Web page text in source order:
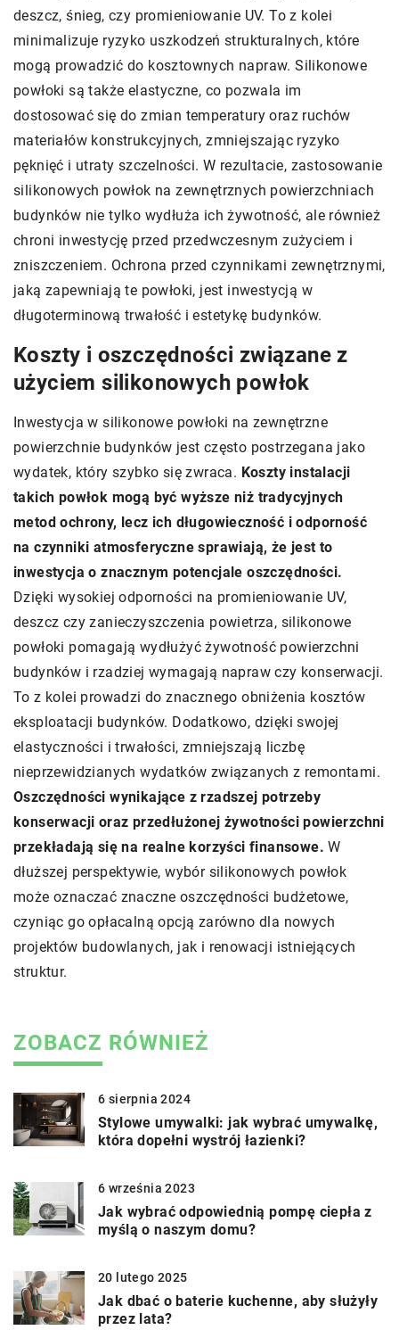
deszcz, śnieg, czy promieniowanie UV. To z kolei
minimalizuje ryzyko uszkodzeń strukturalnych, które
mogą prowadzić do kosztownych napraw. Silikonowe
powłoki są także elastyczne, co pozwala im
dostosować się do zmian temperatury oraz ruchów
materiałów konstrukcyjnych, zmniejszając ryzyko
pęknięć i utraty szczelności. W rezultacie, zastosowanie
silikonowych powłok na zewnętrznych powierzchniach
budynków nie tylko wydłuża ich żywotność, ale również
chroni inwestycję przed przedwczesnym zużyciem i
zniszczeniem. Ochrona przed czynnikami zewnętrznymi,
jaką zapewniają te powłoki, jest inwestycją w
długoterminową trwałość i estetykę budynków.
Koszty i oszczędności związane z
użyciem silikonowych powłok
Inwestycja w silikonowe powłoki na zewnętrzne
powierzchnie budynków jest często postrzegana jako
wydatek, który szybko się zwraca. Koszty instalacji
takich powłok mogą być wyższe niż tradycyjnych
metod ochrony, lecz ich długowieczność i odporność
na czynniki atmosferyczne sprawiają, że jest to
inwestycja o znacznym potencjale oszczędności.
Dzięki wysokiej odporności na promieniowanie UV,
deszcz czy zanieczyszczenia powietrza, silikonowe
powłoki pomagają wydłużyć żywotność powierzchni
budynków i rzadziej wymagają napraw czy konserwacji.
To z kolei prowadzi do znacznego obniżenia kosztów
eksploatacji budynków. Dodatkowo, dzięki swojej
elastyczności i trwałości, zmniejszają liczbę
nieprzewidzianych wydatków związanych z remontami.
Oszczędności wynikające z rzadszej potrzeby
konserwacji oraz przedłużonej żywotności powierzchni
przekładają się na realne korzyści finansowe. W
dłuższej perspektywie, wybór silikonowych powłok
może oznaczać znaczne oszczędności budżetowe,
czyniąc go opłacalną opcją zarówno dla nowych
projektów budowlanych, jak i renowacji istniejących
struktur.
ZOBACZ RÓWNIEŻ
6 sierpnia 2024
Stylowe umywalki: jak wybrać umywalkę,
która dopełni wystrój łazienki?
6 września 2023
Jak wybrać odpowiednią pompę ciepła z
myślą o naszym domu?
20 lutego 2025
Jak dbać o baterie kuchenne, aby służyły
przez lata?